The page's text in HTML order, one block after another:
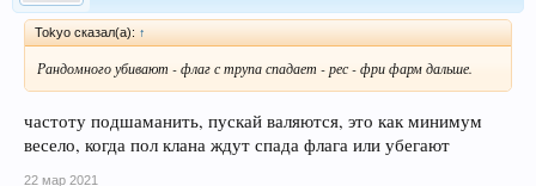
Tokyo сказал(а): ↑
Рандомного убивают - флаг с трупа спадает - рес - фри фарм дальше.
частоту подшаманить, пускай валяются, это как минимум
весело, когда пол клана ждут спада флага или убегают
22 мар 2021